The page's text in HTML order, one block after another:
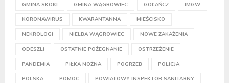
GMINA SKOKI GMINA WĄGROWIEC GOŁAŃCZ IMGW
KORONAWIRUS KWARANTANNA MIEŚCISKO
NEKROLOGI NIELBA WĄGROWIEC NOWE ZAKAŻENIA
ODESZLI OSTATNIE POŻEGNANIE OSTRZEŻENIE
PANDEMIA PIŁKA NOŻNA POGRZEB POLICJA
POLSKA POMOC POWIATOWY INSPEKTOR SANITARNY